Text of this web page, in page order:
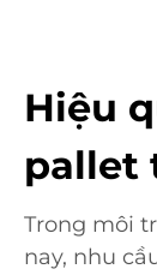
Hiệu
pallet
Trong môi
nay, nhu